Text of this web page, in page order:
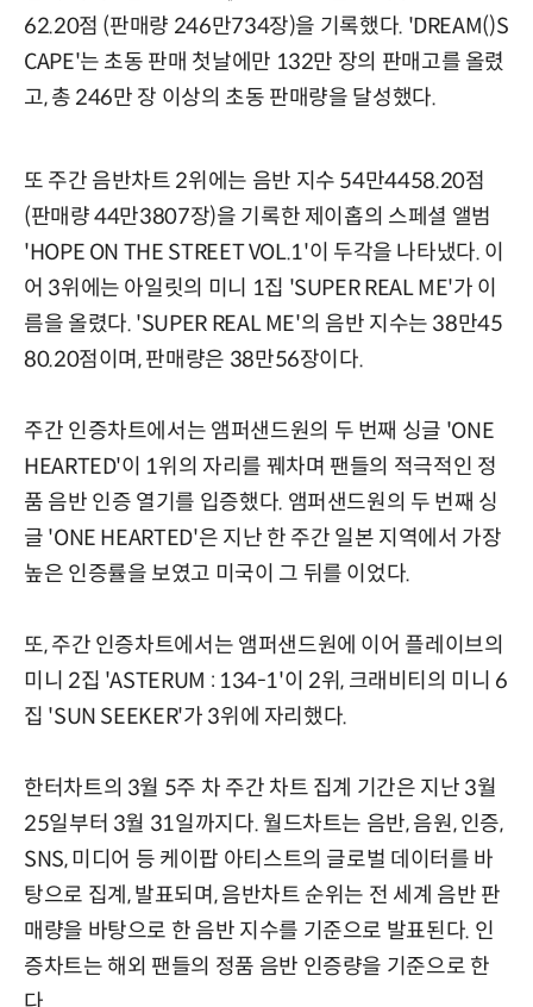
62.20점 (판매량 246만734장)을 기록했다. 'DREAM()S
CAPE'는 초동 판매 첫날에만 132만 장의 판매고를 올렸
고, 총 246만 장 이상의 초동 판매량을 달성했다.
또 주간 음반차트 2위에는 음반 지수 54만4458.20점
(판매량 44만3807장)을 기록한 제이홉의 스페셜 앨범
'HOPE ON THE STREET VOL.1'이 두각을 나타냈다. 이
어 3위에는 아일릿의 미니 1집 'SUPER REAL ME'가 이
름을 올렸다. 'SUPER REAL ME'의 음반 지수는 38만45
80.20점이며, 판매량은 38만56장이다.
주간 인증차트에서는 앰퍼샌드원의 두 번째 싱글 'ONE
HEARTED'이 1위의 자리를 꿰차며 팬들의 적극적인 정
품 음반 인증 열기를 입증했다. 앰퍼샌드원의 두 번째 싱
글 'ONE HEARTED'은 지난 한 주간 일본 지역에서 가장
높은 인증률을 보였고 미국이 그 뒤를 이었다.
또, 주간 인증차트에서는 앰퍼샌드원에 이어 플레이브의
미니 2집 'ASTERUM : 134-1'이 2위, 크래비티의 미니 6
집 'SUN SEEKER'가 3위에 자리했다.
한터차트의 3월 5주 차 주간 차트 집계 기간은 지난 3월
25일부터 3월 31일까지다. 월드차트는 음반, 음원, 인증,
SNS, 미디어 등 케이팝 아티스트의 글로벌 데이터를 바
탕으로 집계, 발표되며, 음반차트 순위는 전 세계 음반 판
매량을 바탕으로 한 음반 지수를 기준으로 발표된다. 인
증차트는 해외 팬들의 정품 음반 인증량을 기준으로 한